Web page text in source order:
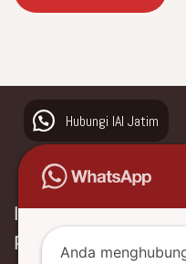
Hubungi IAI Jatim
Ikatan Arsitek Indonesia
Provinsi Jawa Timur
Anda